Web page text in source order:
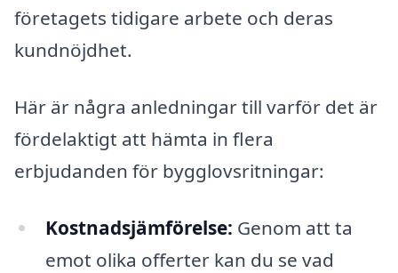
företagets tidigare arbete och deras
kundnöjdhet.
Här är några anledningar till varför det är
fördelaktigt att hämta in flera
erbjudanden för bygglovsritningar:
Kostnadsjämförelse: Genom att ta
emot olika offerter kan du se vad